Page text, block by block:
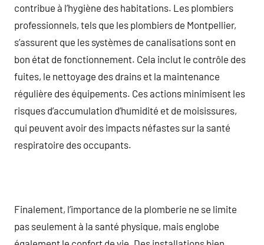
contribue à l’hygiène des habitations. Les plombiers
professionnels, tels que les plombiers de Montpellier,
s’assurent que les systèmes de canalisations sont en
bon état de fonctionnement. Cela inclut le contrôle des
fuites, le nettoyage des drains et la maintenance
régulière des équipements. Ces actions minimisent les
risques d’accumulation d’humidité et de moisissures,
qui peuvent avoir des impacts néfastes sur la santé
respiratoire des occupants.
Finalement, l’importance de la plomberie ne se limite
pas seulement à la santé physique, mais englobe